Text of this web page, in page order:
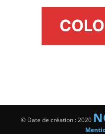
© Date de création : 2020